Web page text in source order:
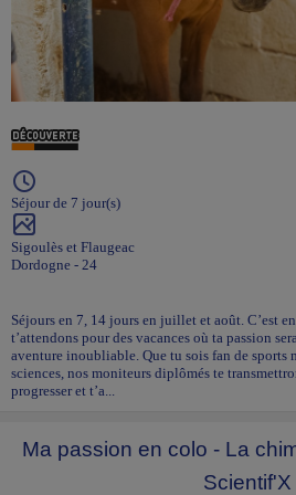
Séjour de 7 jour(s)
Sigoulès et Flaugeac
Dordogne - 24
Séjours en 7, 14 jours en juillet et août. C’est
t’attendons pour des vacances où ta passion
aventure inoubliable. Que tu sois fan de sports
sciences, nos moniteurs diplômés te
progresser et t’a...
Ma passion en colo - La
Scientif'X